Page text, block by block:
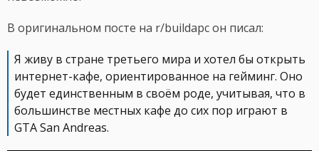
В оригинальном посте на r/buildapc он писал:
Я живу в стране третьего мира и хотел бы открыть
интернет-кафе, ориентированное на гейминг. Оно
будет единственным в своём роде, учитывая, что в
большинстве местных кафе до сих пор играют в
GTA San Andreas.